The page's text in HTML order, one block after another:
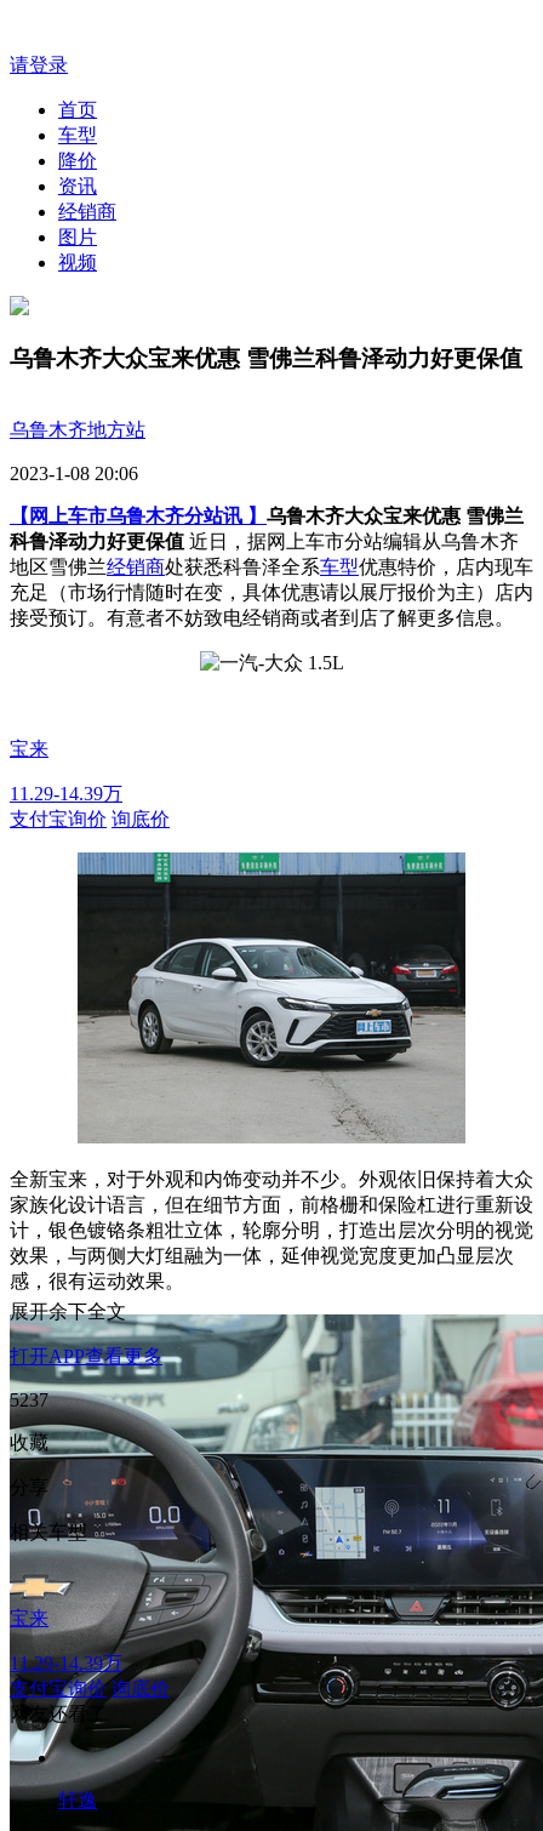
请登录
首页
车型
降价
资讯
经销商
图片
视频
乌鲁木齐大众宝来优惠 雪佛兰科鲁泽动力好更保值
乌鲁木齐地方站
2023-1-08 20:06
【网上车市乌鲁木齐分站讯 】 乌鲁木齐大众宝来优惠 雪佛兰
科鲁泽动力好更保值 近日，据网上车市分站编辑从乌鲁木齐
地区雪佛兰经销商处获悉科鲁泽全系车型优惠特价，店内现车
充足（市场行情随时在变，具体优惠请以展厅报价为主）店内
接受预订。有意者不妨致电经销商或者到店了解更多信息。
宝来
11.29-14.39万
支付宝询价 询底价
全新宝来，对于外观和内饰变动并不少。外观依旧保持着大众
家族化设计语言，但在细节方面，前格栅和保险杠进行重新设
计，银色镀铬条粗壮立体，轮廓分明，打造出层次分明的视觉
效果，与两侧大灯组融为一体，延伸视觉宽度更加凸显层次
感，很有运动效果。
展开余下全文
打开APP查看更多
5237
收藏
分享
相关车型
宝来
11.29-14.39万
支付宝询价 询底价
网友还看了
轩逸